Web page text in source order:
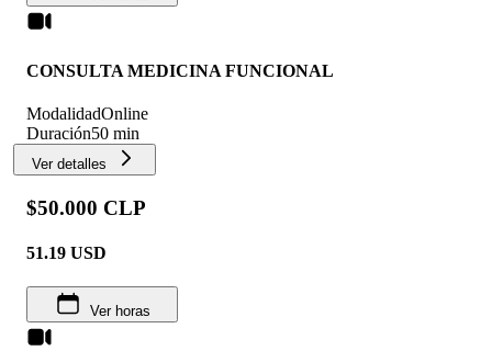
CONSULTA MEDICINA FUNCIONAL
ModalidadOnline
Duración50 min
Ver detalles
$50.000 CLP
51.19 USD
Ver horas